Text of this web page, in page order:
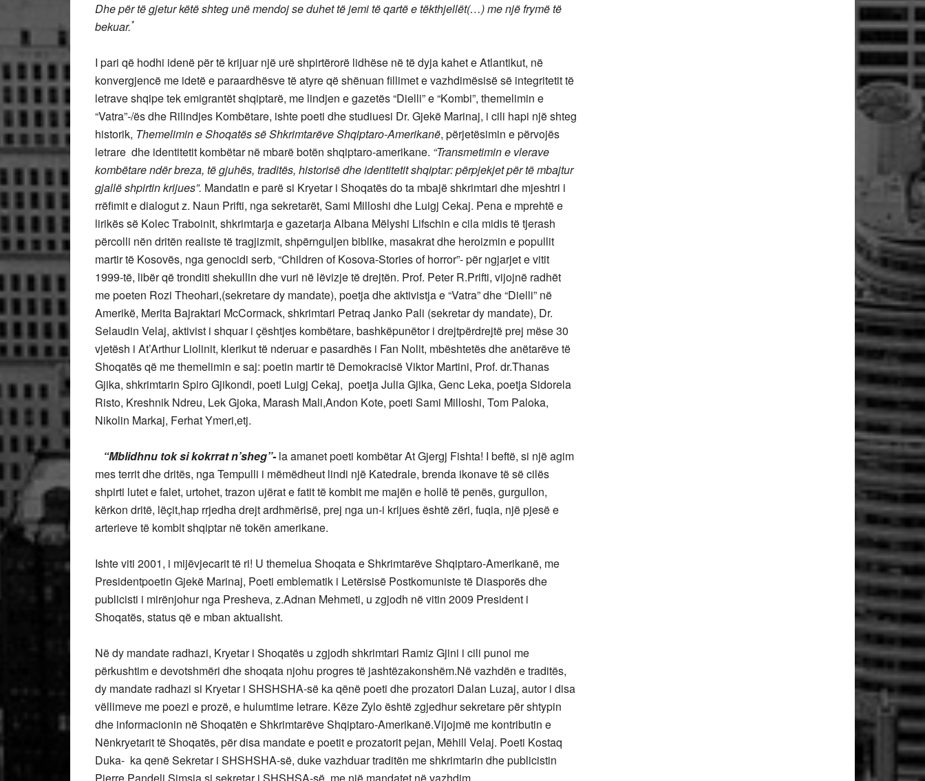
Dhe për të gjetur këtë shteg unë mendoj se duhet të jemi të qartë e tëkthjellët(…) me një frymë të
bekuar.*
I pari që hodhi idenë për të krijuar një urë shpirtërorë lidhëse në të dyja kahet e Atlantikut, në
konvergjencë me idetë e paraardhësve të atyre që shënuan fillimet e vazhdimësisë së integritetit të
letrave shqipe tek emigrantët shqiptarë, me lindjen e gazetës “Dielli” e “Kombi”, themelimin e
“Vatra”-/ës dhe Rilindjes Kombëtare, ishte poeti dhe studiuesi Dr. Gjekë Marinaj, i cili hapi një shteg
historik, Themelimin e Shoqatës së Shkrimtarëve Shqiptaro-Amerikanë, përjetësimin e përvojës
letrare dhe identitetit kombëtar në mbarë botën shqiptaro-amerikane. “Transmetimin e vlerave
kombëtare ndër breza, të gjuhës, traditës, historisë dhe identitetit shqiptar: përpjekjet për të mbajtur
gjallë shpirtin krijues”. Mandatin e parë si Kryetar i Shoqatës do ta mbajë shkrimtari dhe mjeshtri i
rrëfimit e dialogut z. Naun Prifti, nga sekretarët, Sami Milloshi dhe Luigj Cekaj. Pena e mprehtë e
lirikës së Kolec Traboinit, shkrimtarja e gazetarja Albana Mëlyshi Lifschin e cila midis të tjerash
përcolli nën dritën realiste të tragjizmit, shpërnguljen biblike, masakrat dhe heroizmin e popullit
martir të Kosovës, nga genocidi serb, “Children of Kosova-Stories of horror”- për ngjarjet e vitit
1999-të, libër që tronditi shekullin dhe vuri në lëvizje të drejtën. Prof. Peter R.Prifti, vijojnë radhët
me poeten Rozi Theohari,(sekretare dy mandate), poetja dhe aktivistja e “Vatra” dhe “Dielli” në
Amerikë, Merita Bajraktari McCormack, shkrimtari Petraq Janko Pali (sekretar dy mandate), Dr.
Selaudin Velaj, aktivist i shquar i çështjes kombëtare, bashkëpunëtor i drejtpërdrejtë prej mëse 30
vjetësh i At’Arthur Liolinit, klerikut të nderuar e pasardhës i Fan Nolit, mbështetës dhe anëtarëve të
Shoqatës që me themelimin e saj: poetin martir të Demokracisë Viktor Martini, Prof. dr.Thanas
Gjika, shkrimtarin Spiro Gjikondi, poeti Luigj Cekaj, poetja Julia Gjika, Genc Leka, poetja Sidorela
Risto, Kreshnik Ndreu, Lek Gjoka, Marash Mali,Andon Kote, poeti Sami Milloshi, Tom Paloka,
Nikolin Markaj, Ferhat Ymeri,etj.
“Mblidhnu tok si kokrrat n’sheg”-la amanet poeti kombëtar At Gjergj Fishta! I beftë, si një agim
mes territ dhe dritës, nga Tempulli i mëmëdheut lindi një Katedrale, brenda ikonave të së cilës
shpirti lutet e falet, urtohet, trazon ujërat e fatit të kombit me majën e hollë të penës, gurgullon,
kërkon dritë, lëçit,hap rrjedha drejt ardhmërisë, prej nga un-i krijues është zëri, fuqia, një pjesë e
arterieve të kombit shqiptar në tokën amerikane.
Ishte viti 2001, i mijëvjecarit të ri! U themelua Shoqata e Shkrimtarëve Shqiptaro-Amerikanë, me
Presidentpoetin Gjekë Marinaj, Poeti emblematik i Letërsisë Postkomuniste të Diasporës dhe
publicisti i mirënjohur nga Presheva, z.Adnan Mehmeti, u zgjodh në vitin 2009 President i
Shoqatës, status që e mban aktualisht.
Në dy mandate radhazi, Kryetar i Shoqatës u zgjodh shkrimtari Ramiz Gjini i cili punoi me
përkushtim e devotshmëri dhe shoqata njohu progres të jashtëzakonshëm.Në vazhdën e traditës,
dy mandate radhazi si Kryetar i SHSHSHA-së ka qënë poeti dhe prozatori Dalan Luzaj, autor i disa
vëllimeve me poezi e prozë, e hulumtime letrare. Këze Zylo është zgjedhur sekretare për shtypin
dhe informacionin në Shoqatën e Shkrimtarëve Shqiptaro-Amerikanë.Vijojmë me kontributin e
Nënkryetarit të Shoqatës, për disa mandate e poetit e prozatorit pejan, Mëhill Velaj. Poeti Kostaq
Duka- ka qenë Sekretar i SHSHSHA-së, duke vazhduar traditën me shkrimtarin dhe publicistin